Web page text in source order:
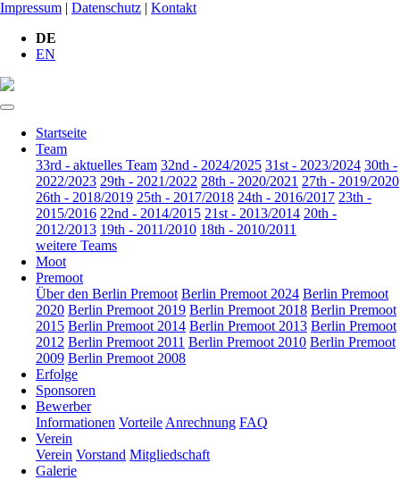
Impressum | Datenschutz | Kontakt
DE
EN
Startseite
Team
33rd - aktuelles Team 32nd - 2024/2025 31st - 2023/2024 30th -
2022/2023 29th - 2021/2022 28th - 2020/2021 27th - 2019/2020
26th - 2018/2019 25th - 2017/2018 24th - 2016/2017 23th -
2015/2016 22nd - 2014/2015 21st - 2013/2014 20th -
2012/2013 19th - 2011/2010 18th - 2010/2011
weitere Teams
Moot
Premoot
Über den Berlin Premoot Berlin Premoot 2024 Berlin Premoot
2020 Berlin Premoot 2019 Berlin Premoot 2018 Berlin Premoot
2015 Berlin Premoot 2014 Berlin Premoot 2013 Berlin Premoot
2012 Berlin Premoot 2011 Berlin Premoot 2010 Berlin Premoot
2009 Berlin Premoot 2008
Erfolge
Sponsoren
Bewerber
Informationen Vorteile Anrechnung FAQ
Verein
Verein Vorstand Mitgliedschaft
Galerie